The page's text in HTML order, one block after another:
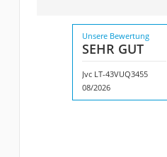
Unsere Bewertung
SEHR GUT
Jvc LT-43VUQ3455
08/2026